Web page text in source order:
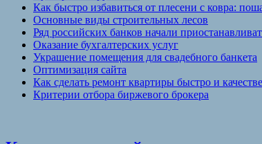
Как быстро избавиться от плесени с ковра:
Основные виды строительных лесов
Ряд российских банков начали
Оказание бухгалтерских услуг
Украшение помещения для свадебного банкета
Оптимизация сайта
Как сделать ремонт квартиры быстро и
Критерии отбора биржевого брокера